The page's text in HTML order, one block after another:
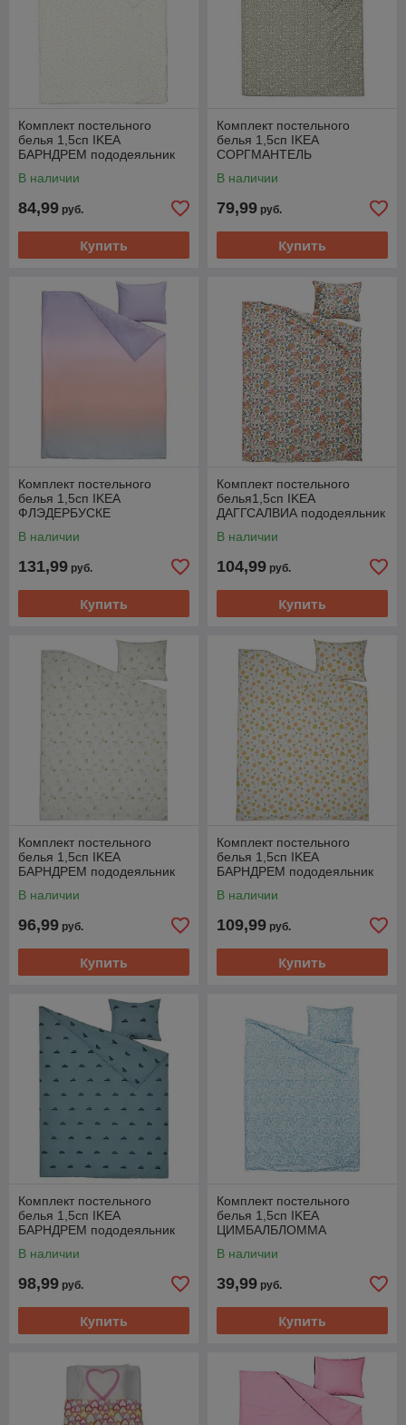
Комплект постельного
белья 1,5сп IKEA
БАРНДРЕМ пододеяльник
белый желтый
В наличии
84,99 руб.
Купить
Комплект постельного
белья 1,5сп IKEA
СОРГМАНТЕЛЬ
150x200/50x60 см белый
В наличии
79,99 руб.
Купить
Комплект постельного
белья 1,5сп IKEA
ФЛЭДЕРБУСКЕ
150x200/50x60см
В наличии
131,99 руб.
Купить
Комплект постельного
белья1,5сп IKEA
ДАГГСАЛВИА пододеяльник
многоцветный цветочный
В наличии
104,99 руб.
Купить
Комплект постельного
белья 1,5сп IKEA
БАРНДРЕМ пододеяльник
белый зеленый/лес
В наличии
96,99 руб.
Купить
Комплект постельного
белья 1,5сп IKEA
БАРНДРЕМ пододеяльник
цветочный
В наличии
109,99 руб.
Купить
Комплект постельного
белья 1,5сп IKEA
БАРНДРЕМ пододеяльник
см машина синий
В наличии
98,99 руб.
Купить
Комплект постельного
белья 1,5сп IKEA
ЦИМБАЛБЛОММА
150x200/50x60 см
В наличии
39,99 руб.
Купить